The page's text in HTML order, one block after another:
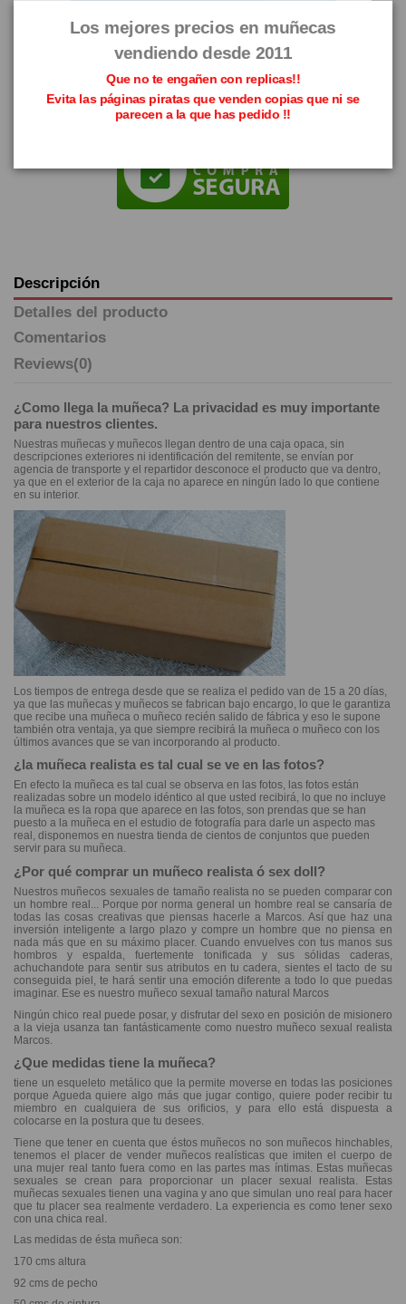
Descripción
Detalles del producto
Comentarios
Reviews(0)
¿Como llega la muñeca? La privacidad es muy importante
para nuestros clientes.
Nuestras muñecas y muñecos llegan dentro de una caja opaca, sin
descripciones exteriores ni identificación del remitente, se envían por
agencia de transporte y el repartidor desconoce el producto que va dentro,
ya que en el exterior de la caja no aparece en ningún lado lo que contiene
en su interior.
Los tiempos de entrega desde que se realiza el pedido van de 15 a 20 días,
ya que las muñecas y muñecos se fabrican bajo encargo, lo que le garantiza
que recibe una muñeca o muñeco recién salido de fábrica y eso le supone
también otra ventaja, ya que siempre recibirá la muñeca o muñeco con los
últimos avances que se van incorporando al producto.
¿la muñeca realista es tal cual se ve en las fotos?
En efecto la muñeca es tal cual se observa en las fotos, las fotos están
realizadas sobre un modelo idéntico al que usted recibirá, lo que no incluye
la muñeca es la ropa que aparece en las fotos, son prendas que se han
puesto a la muñeca en el estudio de fotografía para darle un aspecto mas
real, disponemos en nuestra tienda de cientos de conjuntos que pueden
servir para su muñeca.
¿Por qué comprar un muñeco realista ó sex doll?
Nuestros muñecos sexuales de tamaño realista no se pueden comparar con
un hombre real... Porque por norma general un hombre real se cansaría de
todas las cosas creativas que piensas hacerle a Marcos. Así que haz una
inversión inteligente a largo plazo y compre un hombre que no piensa en
nada más que en su máximo placer. Cuando envuelves con tus manos sus
hombros y espalda, fuertemente tonificada y sus sólidas caderas,
achuchandote para sentir sus atributos en tu cadera, sientes el tacto de su
conseguida piel, te hará sentir una emoción diferente a todo lo que puedas
imaginar. Ese es nuestro muñeco sexual tamaño natural Marcos
Ningún chico real puede posar, y disfrutar del sexo en posición de misionero
a la vieja usanza tan fantásticamente como nuestro muñeco sexual realista
Marcos.
¿Que medidas tiene la muñeca?
tiene un esqueleto metálico que la permite moverse en todas las posiciones
porque Agueda quiere algo más que jugar contigo, quiere poder recibir tu
miembro en cualquiera de sus orificios, y para ello está dispuesta a
colocarse en la postura que tu desees.
Tiene que tener en cuenta que éstos muñecos no son muñecos hinchables,
tenemos el placer de vender muñecos realísticas que imiten el cuerpo de
una mujer real tanto fuera como en las partes mas íntimas. Estas muñecas
sexuales se crean para proporcionar un placer sexual realista. Estas
muñecas sexuales tienen una vagina y ano que simulan uno real para hacer
que tu placer sea realmente verdadero. La experiencia es como tener sexo
con una chica real.
Las medidas de ésta muñeca son:
170 cms altura
92 cms de pecho
Los mejores precios en muñecas
vendiendo desde 2011
Que no te engañen con replicas!!
Evita las páginas piratas que venden copias que ni se
parecen a la que has pedido !!